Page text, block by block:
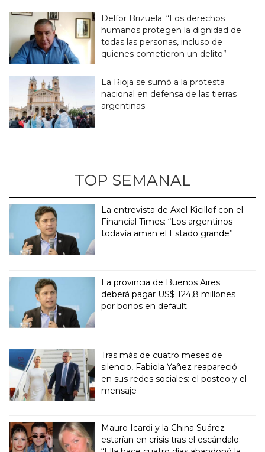
Delfor Brizuela: “Los derechos
humanos protegen la dignidad de
todas las personas, incluso de
quienes cometieron un delito”
La Rioja se sumó a la protesta
nacional en defensa de las tierras
argentinas
TOP SEMANAL
La entrevista de Axel Kicillof con el
Financial Times: “Los argentinos
todavía aman el Estado grande”
La provincia de Buenos Aires
deberá pagar US$ 124,8 millones
por bonos en default
Tras más de cuatro meses de
silencio, Fabiola Yañez reapareció
en sus redes sociales: el posteo y el
mensaje
Mauro Icardi y la China Suárez
estarían en crisis tras el escándalo: